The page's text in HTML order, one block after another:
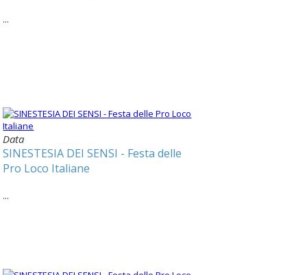
...
Data
SINESTESIA DEI SENSI - Festa delle
Pro Loco Italiane
...